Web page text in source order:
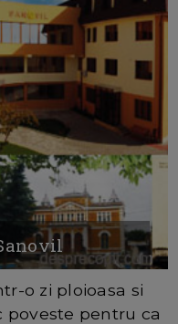
o zi ploioasa si
poveste pentru ca